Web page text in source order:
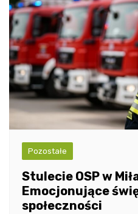
Pozostałe
Stulecie OSP w
Emocjonujące
społeczności